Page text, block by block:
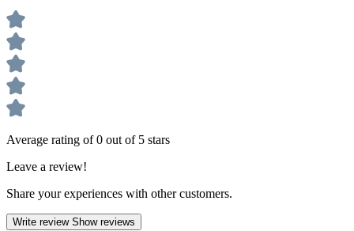
Average rating of 0 out of 5 stars
Leave a review!
Share your experiences with other customers.
Write review Show reviews